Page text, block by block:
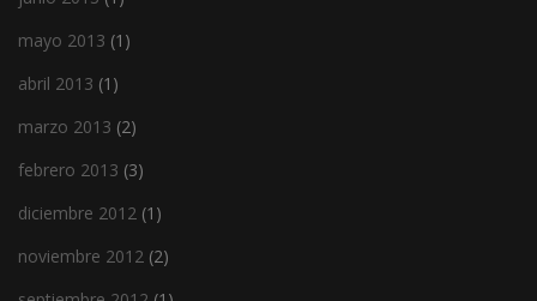
mayo 2013 (1)
abril 2013 (1)
marzo 2013 (2)
febrero 2013 (3)
diciembre 2012 (1)
noviembre 2012 (2)